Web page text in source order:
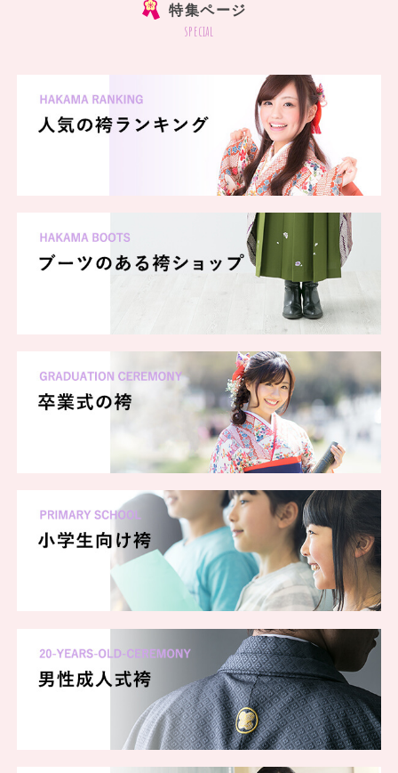
特集ページ
special